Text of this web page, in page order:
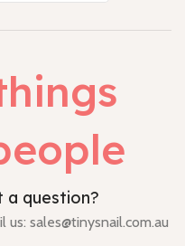
a question?
us: sales@tinysnail.com.au